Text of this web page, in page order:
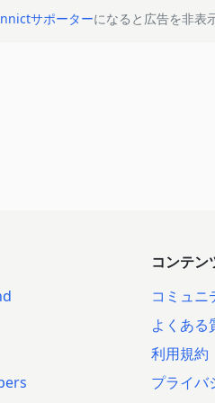
サポーターになると広告を非表
コンテン
コミュニ
よくある
利用規約
プライバ